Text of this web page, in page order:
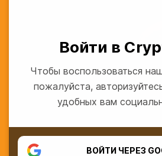
Войти в
Чтобы воспользоваться
пожалуйста,
удобных вам
ВОЙТИ ЧЕРЕЗ